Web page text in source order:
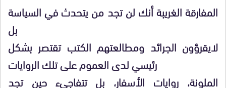
المفارقة الغريبة أنك لن تجد من يتحدث في السياسة
بل
لايقرؤون الجرائد ومطالعتهم الكتب تقتصر بشكل
رئيسي لدى العموم على تلك الروايات
الملونة، روايات الأسفار، بل تتفاجىء حين تجد